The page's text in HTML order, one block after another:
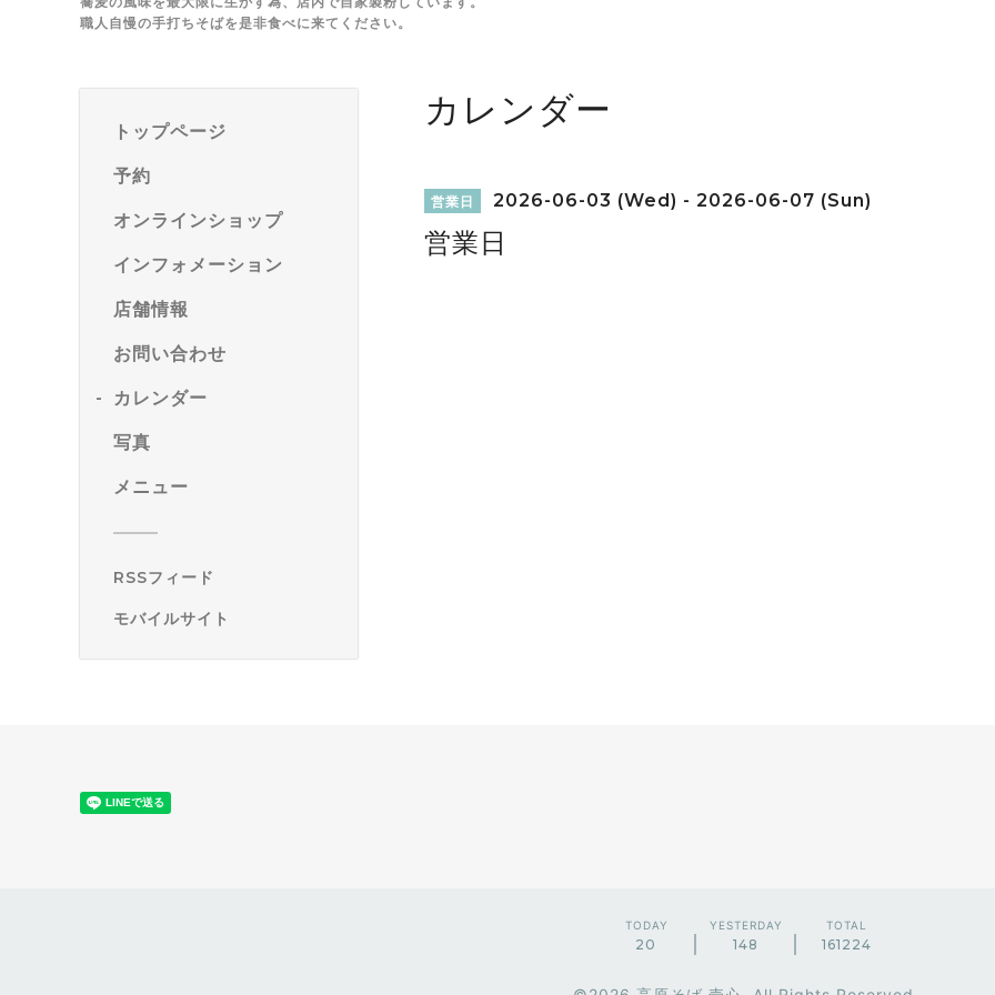
職人自慢の手打ちそばを是非食べに来てください。
トップページ
予約
オンラインショップ
インフォメーション
店舗情報
お問い合わせ
カレンダー
写真
メニュー
RSSフィード
モバイルサイト
カレンダー
営業日 2026-06-03 (Wed) - 2026-06-07 (Sun)
営業日
TODAY
20
YESTERDAY
148
TOTAL
161224